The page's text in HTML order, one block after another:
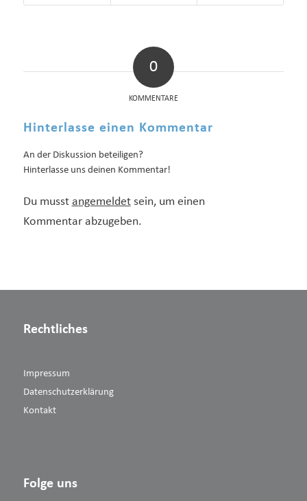
0
KOMMENTARE
Hinterlasse einen Kommentar
An der Diskussion beteiligen?
Hinterlasse uns deinen Kommentar!
Du musst angemeldetsein, um einen
Kommentar abzugeben.
Rechtliches
Impressum
Datenschutzerklärung
Kontakt
Folge uns